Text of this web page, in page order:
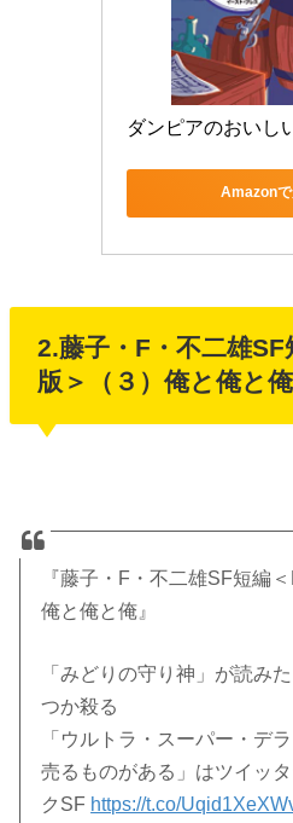
ダンピアのおいし
Amazonで
2.藤子・F・不二雄
版＞（３）俺と俺と俺
『藤子・F・不二雄SF短編
俺と俺と俺』
「みどりの守り神」が読み
つか殺る
「ウルトラ・スーパー・デ
売るものがある」はツイッ
クSF https://t.co/